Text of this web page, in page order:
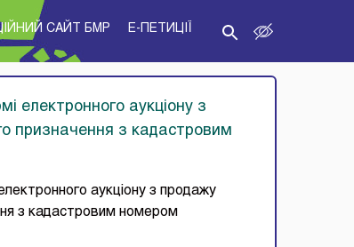
САЙТ БМР E-ПЕТИЦІЇ
електронного аукціону з
призначення з кадастровим
аукціону з продажу
з кадастровим номером